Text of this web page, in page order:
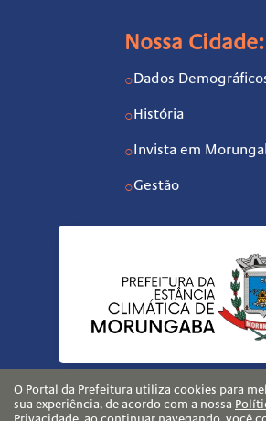
Nossa Cidade:
○Dados
○História
○Invista em
○Gestão
O Portal da Prefeitura utiliza cookies para
sua experiência, de acordo com a nossa